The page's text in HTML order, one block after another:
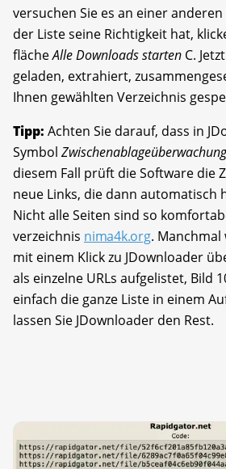
versuchen Sie es an einer
der Liste seine Richtigkeit hat,
flächeAlle Downloads starten C.
geladen, extrahiert,
Ihnen gewählten Verzeichnis
Tipp: Achten Sie darauf, dass in
Symbol Zwischenablageüberwachung
diesem Fall prüft die Software die
neue Links, die dann automatisch
Nicht alle Seiten sind so
verzeichnis nima4k.org. Manchmal
mit einem Klick zu JDownloader
als einzelne URLs auf­gelistet, Bild
einfach die ganze Liste in einem
lassen Sie JDownloader den Rest.